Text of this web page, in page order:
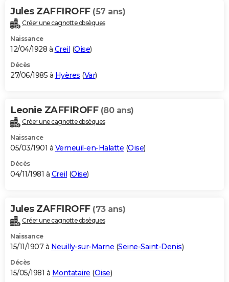
Jules ZAFFIROFF (57 ans)
Créer une cagnotte obsèques
Naissance
12/04/1928 à Creil (Oise)
Décès
27/06/1985 à Hyères (Var)
Leonie ZAFFIROFF (80 ans)
Créer une cagnotte obsèques
Naissance
05/03/1901 à Verneuil-en-Halatte (Oise)
Décès
04/11/1981 à Creil (Oise)
Jules ZAFFIROFF (73 ans)
Créer une cagnotte obsèques
Naissance
15/11/1907 à Neuilly-sur-Marne (Seine-Saint-Denis)
Décès
15/05/1981 à Montataire (Oise)